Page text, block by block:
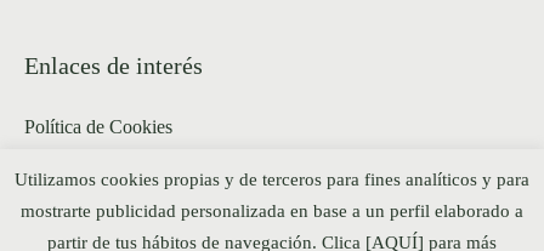
Enlaces de interés
Política de Cookies
Política de privacidad y aviso legal web
Política de Pagos
Utilizamos cookies propias y de terceros para fines analíticos y para
mostrarte publicidad personalizada en base a un perfil elaborado a
partir de tus hábitos de navegación. Clica [AQUÍ] para más